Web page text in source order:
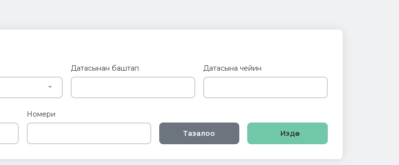
Датасынан баштап Датасына чейин
Номери
Тазалоо